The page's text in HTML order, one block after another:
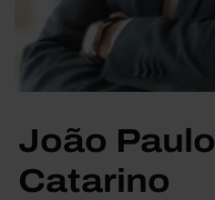
João Paulo
Catarino